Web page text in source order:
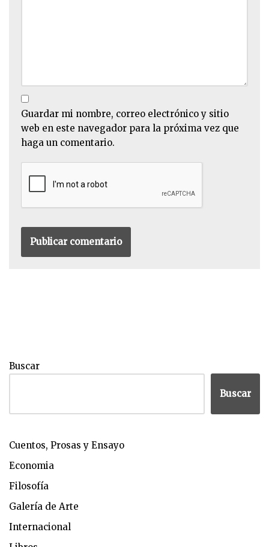
Guardar mi nombre, correo electrónico y sitio
web en este navegador para la próxima vez que
haga un comentario.
Buscar
Buscar
Cuentos, Prosas y Ensayo
Economia
Filosofía
Galería de Arte
Internacional